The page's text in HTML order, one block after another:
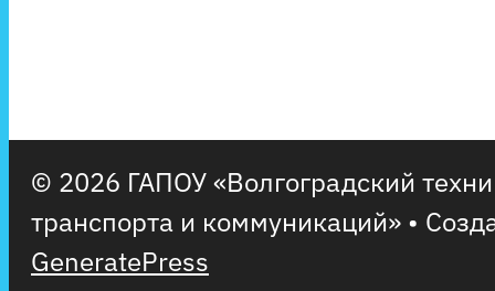
© 2026 ГАПОУ «Волгоградский
транспорта и коммуникаций» •
GeneratePress